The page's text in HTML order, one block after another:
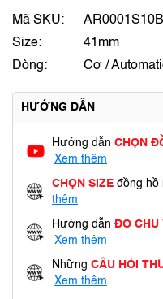
Mã SKU:
Size:
41mm
Dòng:
Cơ /
HƯỚNG DẪN
Hướng dẫn CHỌN
Xem thêm
CHỌN SIZE đồng hồ
thêm
Hướng dẫn ĐO CHU
Xem thêm
Những CÂU HỎI
Xem thêm